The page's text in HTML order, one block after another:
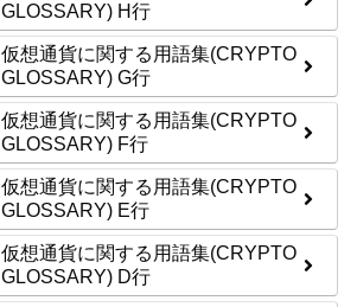
GLOSSARY) H行
仮想通貨に関する用語集(CRYPTO
GLOSSARY) G行
仮想通貨に関する用語集(CRYPTO
GLOSSARY) F行
仮想通貨に関する用語集(CRYPTO
GLOSSARY) E行
仮想通貨に関する用語集(CRYPTO
GLOSSARY) D行